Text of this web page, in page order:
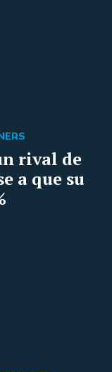
rival de
a que su